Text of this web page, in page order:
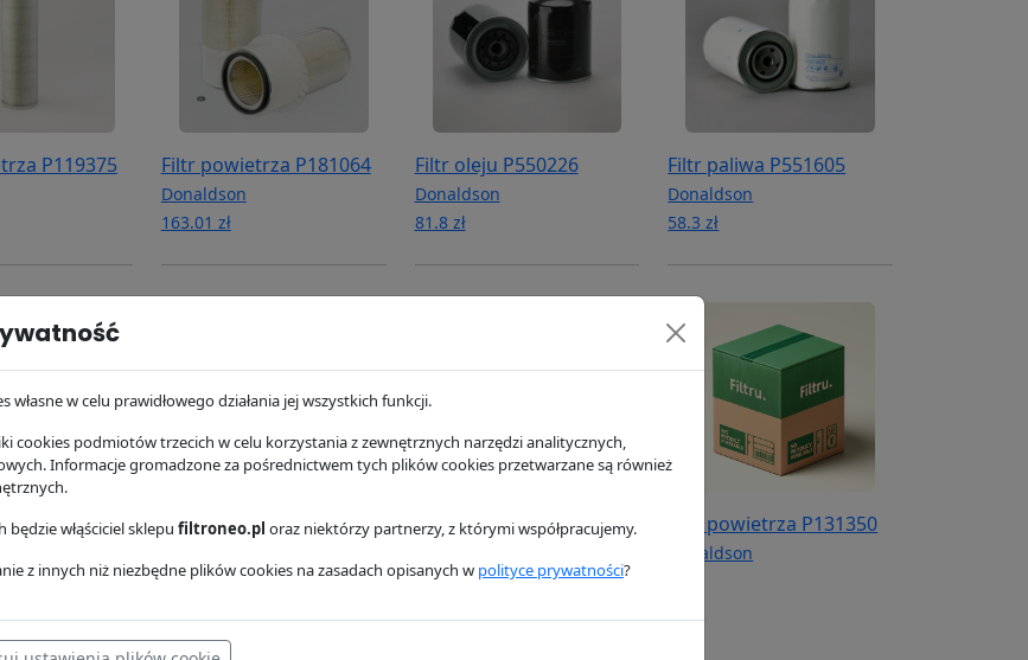
P119375 Filtr powietrza P181064
Donaldson
163.01 zł
Filtr oleju P550226
Donaldson
81.8 zł
Filtr paliwa P551605
Donaldson
58.3 zł
chłodzenia
Filtr powietrza P108668
0 zł
Filtr powietrza P108674
0 zł
Filtr powietrza P131350
Donaldson
w celu prawidłowego działania jej wszystkich funkcji.
cookies podmiotów trzecich w celu korzystania z zewnętrznych narzędzi analitycznych,
Informacje gromadzone za pośrednictwem tych plików cookies przetwarzane są również
włąściciel sklepu filtroneo.pl oraz niektórzy partnerzy, z którymi współpracujemy.
z innych niż niezbędne plików cookies na zasadach opisanych w polityce prywatności?